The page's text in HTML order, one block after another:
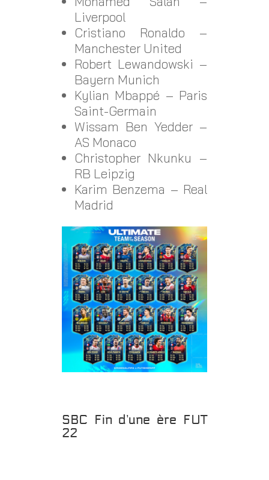
Liverpool
Cristiano Ronaldo –
Manchester United
Robert Lewandowski –
Bayern Munich
Kylian Mbappé – Paris
Saint-Germain
Wissam Ben Yedder –
AS Monaco
Christopher Nkunku –
RB Leipzig
Karim Benzema – Real
Madrid
SBC Fin d’une ère FUT
22